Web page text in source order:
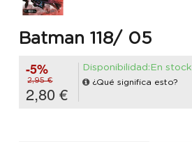
Batman 118/ 05
-5%
2,95 €
2,80 €
Disponibilidad:En stock
¿Qué significa esto?